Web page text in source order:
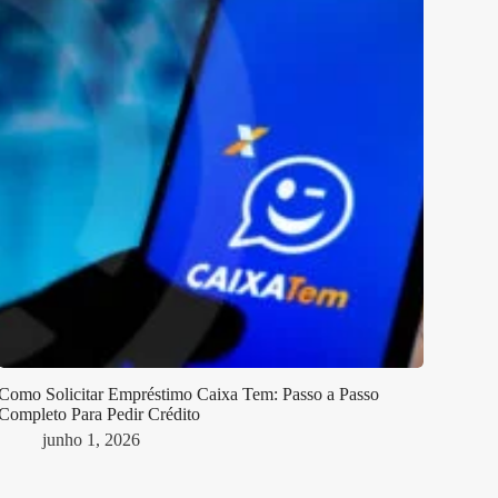
Solicitar Empréstimo Caixa Tem: Passo a Passo
Para Pedir Crédito
junho 1, 2026